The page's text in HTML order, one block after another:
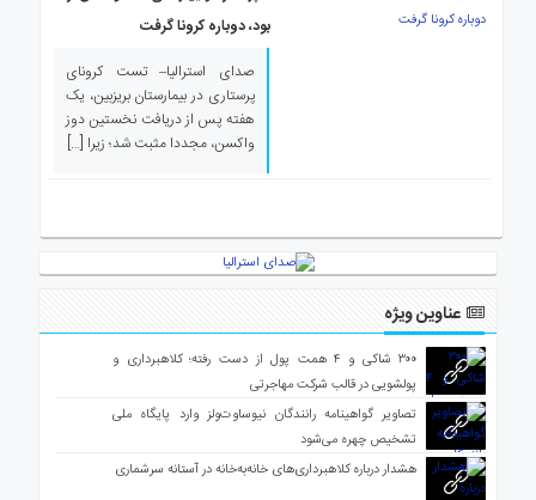
بود، دوباره کرونا گرفت
صدای استرالیا– تست کرونای
پرستاری در بیمارستان بریزبین، یک
هفته پس از دریافت نخستین دوز
واکسن، مجددا مثبت شد؛ زیرا […]
عناوین ویژه
۳۰۰ شاکی و ۴ همت پول از دست رفته؛ کلاهبرداری و
پولشویی در قالب شرکت مهاجرتی
تصاویر گواهینامه رانندگان نیوساوت‌ولز وارد پایگاه ملی
تشخیص چهره می‌شود
هشدار درباره کلاهبرداری‌های خانه‌به‌خانه در آستانه سرشماری